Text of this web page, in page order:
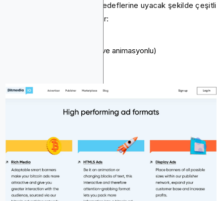
Bitmedia, farklı pazarlama hedeflerine uyacak şekilde çeşitli
reklam formatlarını destekler:
Görsel reklamlar (statik ve animasyonlu)